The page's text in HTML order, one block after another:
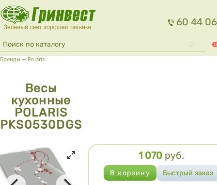
Перейти к основному содержанию
60 44 06
Форма поиска
Поиск 0
Вы здесь
Бренды ⇢ Polaris
Весы
кухонные
POLARIS
PKS0530DGS
Цена
1 070 руб.